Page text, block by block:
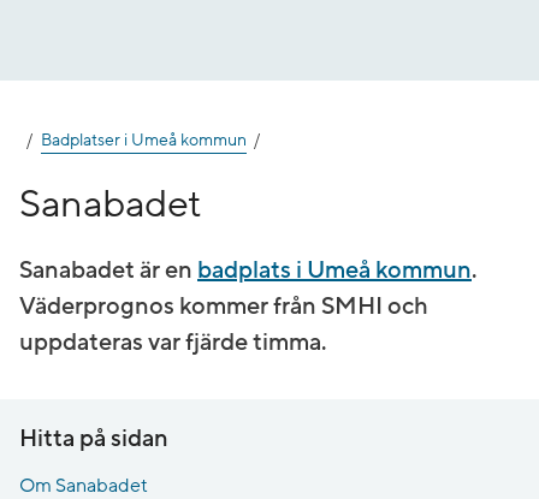
Badplatser i Umeå kommun
Sanabadet
Sanabadet är en badplats i Umeå kommun.
Väderprognos kommer från SMHI och
uppdateras var fjärde timma.
Hitta på sidan
Om Sanabadet